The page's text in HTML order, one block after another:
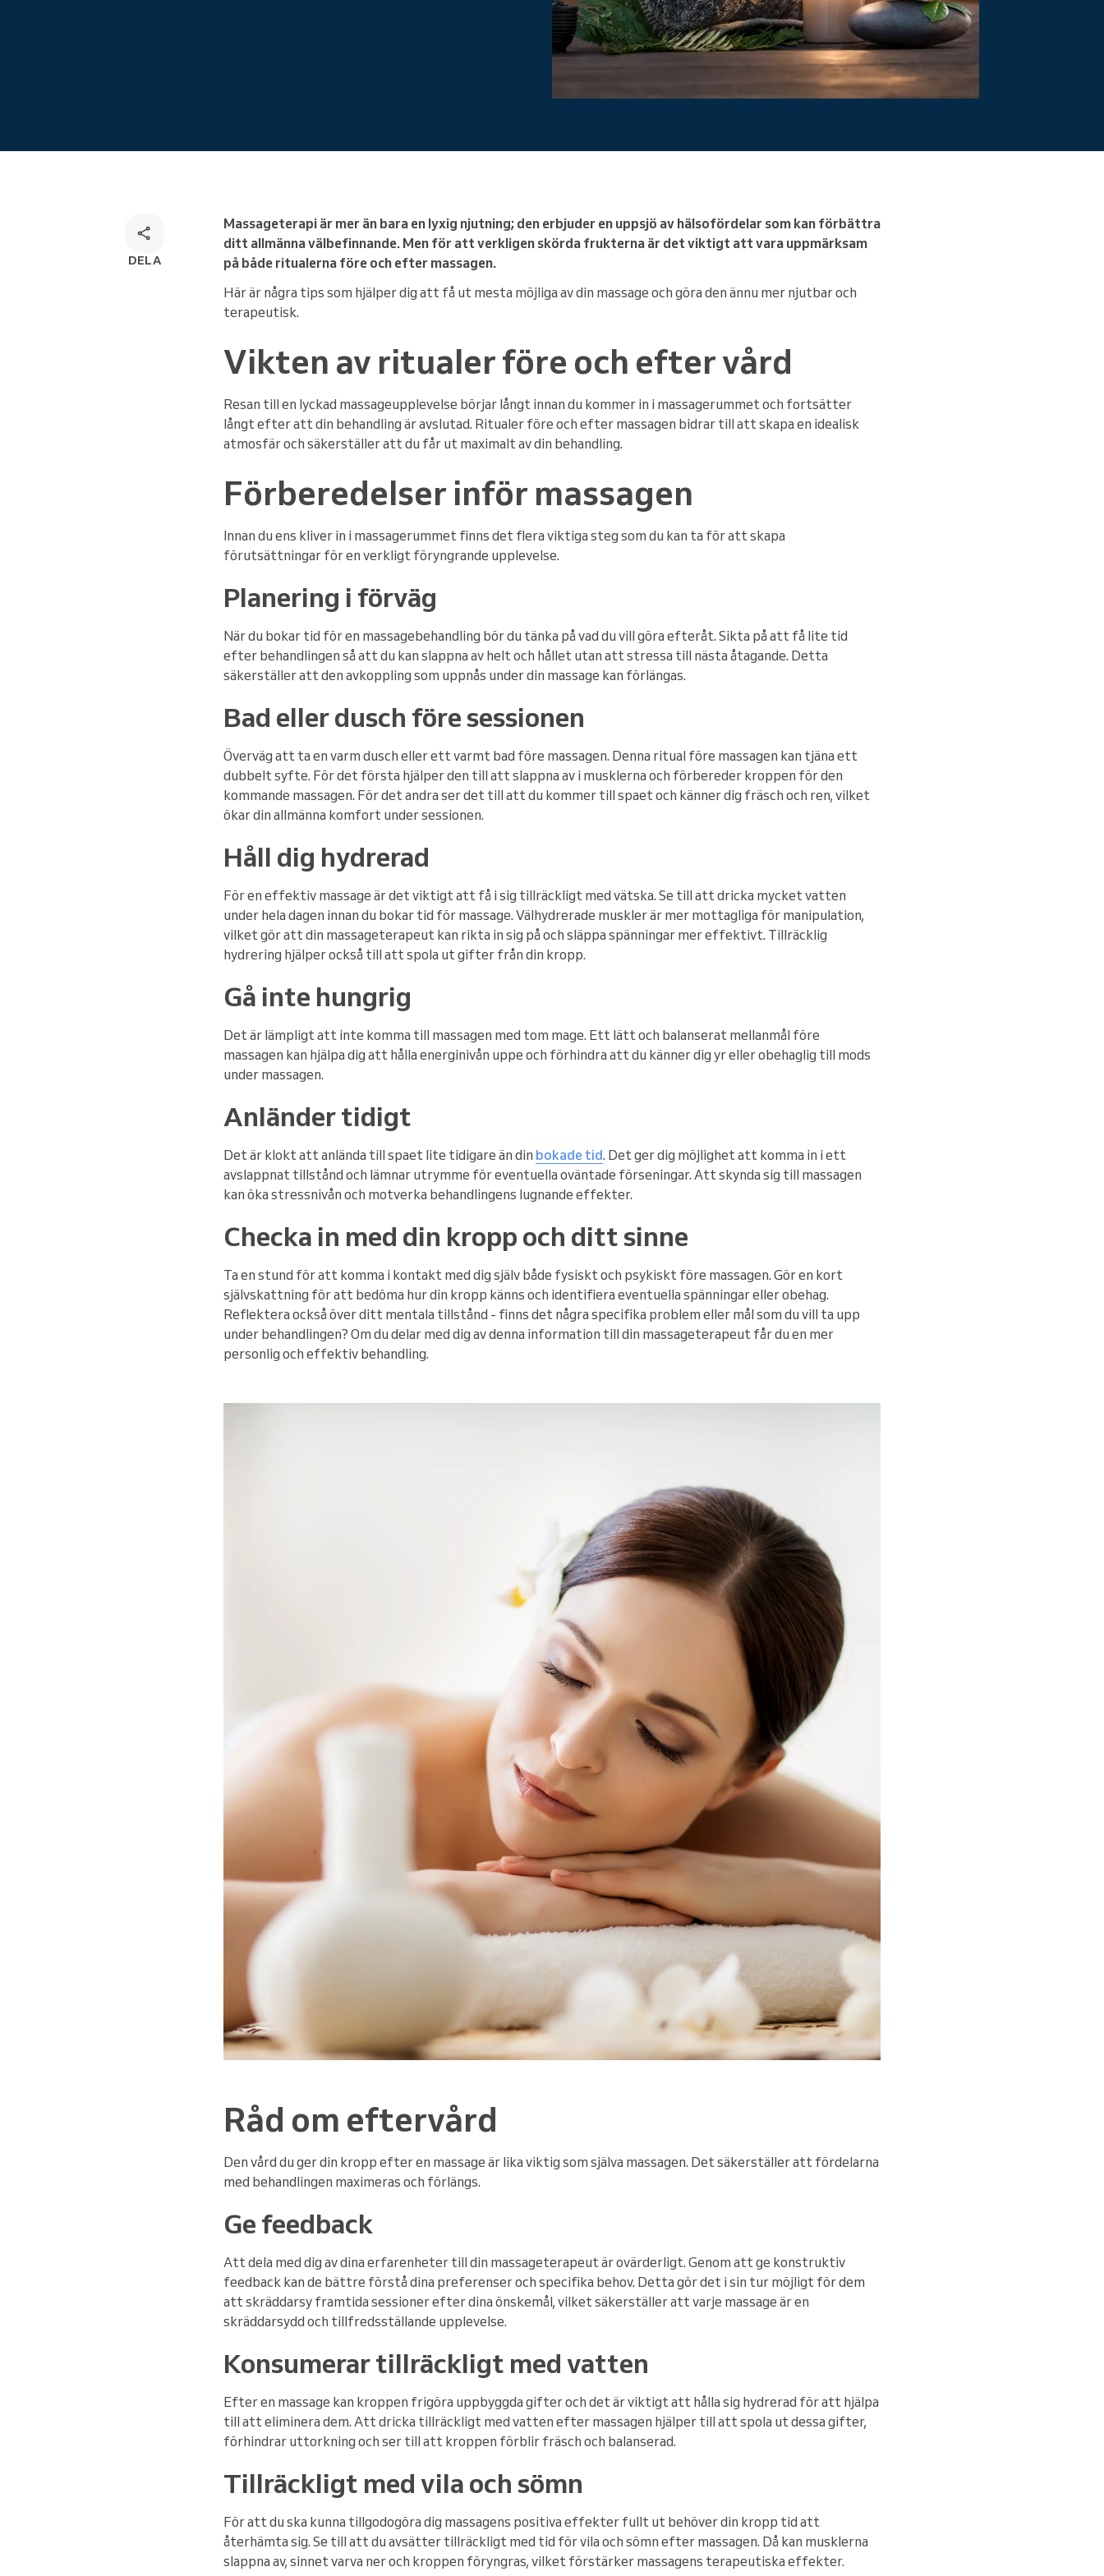
DELA
Massageterapi är mer än bara en lyxig njutning; den erbjuder en uppsjö av hälsofördelar som kan förbättra
ditt allmänna välbefinnande. Men för att verkligen skörda frukterna är det viktigt att vara uppmärksam
på både ritualerna före och efter massagen.
Här är några tips som hjälper dig att få ut mesta möjliga av din massage och göra den ännu mer njutbar och
terapeutisk.
Vikten av ritualer före och efter vård
Resan till en lyckad massageupplevelse börjar långt innan du kommer in i massagerummet och fortsätter
långt efter att din behandling är avslutad. Ritualer före och efter massagen bidrar till att skapa en idealisk
atmosfär och säkerställer att du får ut maximalt av din behandling.
Förberedelser inför massagen
Innan du ens kliver in i massagerummet finns det flera viktiga steg som du kan ta för att skapa
förutsättningar för en verkligt föryngrande upplevelse.
Planering i förväg
När du bokar tid för en massagebehandling bör du tänka på vad du vill göra efteråt. Sikta på att få lite tid
efter behandlingen så att du kan slappna av helt och hållet utan att stressa till nästa åtagande. Detta
säkerställer att den avkoppling som uppnås under din massage kan förlängas.
Bad eller dusch före sessionen
Överväg att ta en varm dusch eller ett varmt bad före massagen. Denna ritual före massagen kan tjäna ett
dubbelt syfte. För det första hjälper den till att slappna av i musklerna och förbereder kroppen för den
kommande massagen. För det andra ser det till att du kommer till spaet och känner dig fräsch och ren, vilket
ökar din allmänna komfort under sessionen.
Håll dig hydrerad
För en effektiv massage är det viktigt att få i sig tillräckligt med vätska. Se till att dricka mycket vatten
under hela dagen innan du bokar tid för massage. Välhydrerade muskler är mer mottagliga för manipulation,
vilket gör att din massageterapeut kan rikta in sig på och släppa spänningar mer effektivt. Tillräcklig
hydrering hjälper också till att spola ut gifter från din kropp.
Gå inte hungrig
Det är lämpligt att inte komma till massagen med tom mage. Ett lätt och balanserat mellanmål före
massagen kan hjälpa dig att hålla energinivån uppe och förhindra att du känner dig yr eller obehaglig till mods
under massagen.
Anländer tidigt
Det är klokt att anlända till spaet lite tidigare än din bokade tid. Det ger dig möjlighet att komma in i ett
avslappnat tillstånd och lämnar utrymme för eventuella oväntade förseningar. Att skynda sig till massagen
kan öka stressnivån och motverka behandlingens lugnande effekter.
Checka in med din kropp och ditt sinne
Ta en stund för att komma i kontakt med dig själv både fysiskt och psykiskt före massagen. Gör en kort
självskattning för att bedöma hur din kropp känns och identifiera eventuella spänningar eller obehag.
Reflektera också över ditt mentala tillstånd - finns det några specifika problem eller mål som du vill ta upp
under behandlingen? Om du delar med dig av denna information till din massageterapeut får du en mer
personlig och effektiv behandling.
Råd om eftervård
Den vård du ger din kropp efter en massage är lika viktig som själva massagen. Det säkerställer att fördelarna
med behandlingen maximeras och förlängs.
Ge feedback
Att dela med dig av dina erfarenheter till din massageterapeut är ovärderligt. Genom att ge konstruktiv
feedback kan de bättre förstå dina preferenser och specifika behov. Detta gör det i sin tur möjligt för dem
att skräddarsy framtida sessioner efter dina önskemål, vilket säkerställer att varje massage är en
skräddarsydd och tillfredsställande upplevelse.
Konsumerar tillräckligt med vatten
Efter en massage kan kroppen frigöra uppbyggda gifter och det är viktigt att hålla sig hydrerad för att hjälpa
till att eliminera dem. Att dricka tillräckligt med vatten efter massagen hjälper till att spola ut dessa gifter,
förhindrar uttorkning och ser till att kroppen förblir fräsch och balanserad.
Tillräckligt med vila och sömn
För att du ska kunna tillgodogöra dig massagens positiva effekter fullt ut behöver din kropp tid att
återhämta sig. Se till att du avsätter tillräckligt med tid för vila och sömn efter massagen. Då kan musklerna
slappna av, sinnet varva ner och kroppen föryngras, vilket förstärker massagens terapeutiska effekter.